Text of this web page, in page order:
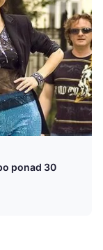
ponad 30